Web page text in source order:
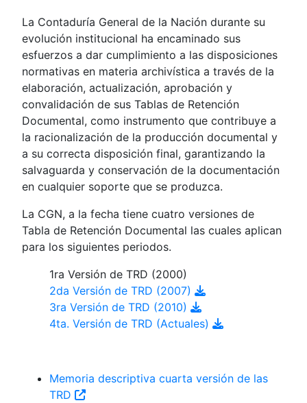
La Contaduría General de la Nación durante su
evolución institucional ha encaminado sus
esfuerzos a dar cumplimiento a las disposiciones
normativas en materia archivística a través de la
elaboración, actualización, aprobación y
convalidación de sus Tablas de Retención
Documental, como instrumento que contribuye a
la racionalización de la producción documental y
a su correcta disposición final, garantizando la
salvaguarda y conservación de la documentación
en cualquier soporte que se produzca.
La CGN, a la fecha tiene cuatro versiones de
Tabla de Retención Documental las cuales aplican
para los siguientes periodos.
1ra Versión de TRD (2000)
2da Versión de TRD (2007)
3ra Versión de TRD (2010)
4ta. Versión de TRD (Actuales)
Memoria descriptiva cuarta versión de las
TRD